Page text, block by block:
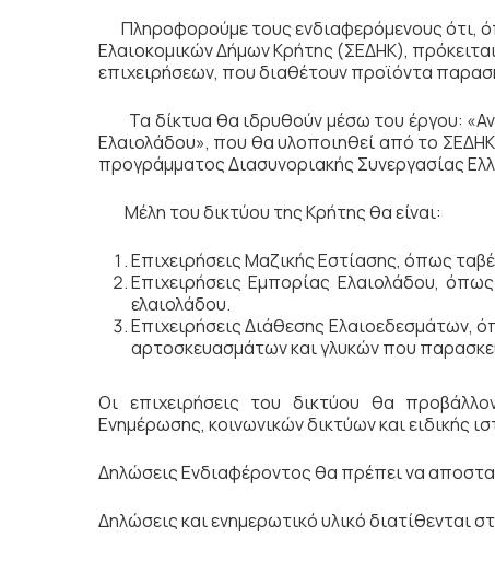
Πληροφορούμε τους ενδιαφερόμενους ότι,
Ελαιοκομικών Δήμων Κρήτης (ΣΕΔΗΚ),
επιχειρήσεων, που διαθέτουν προϊόντα
Τα δίκτυα θα ιδρυθούν μέσω του έργου:
Ελαιολάδου», που θα υλοποιηθεί από το
προγράμματος Διασυνοριακής Συνεργασίας
Μέλη του δικτύου της Κρήτης θα είναι:
Επιχειρήσεις Μαζικής Εστίασης, όπως
Επιχειρήσεις Εμπορίας Ελαιολάδου,
ελαιολάδου.
Επιχειρήσεις Διάθεσης Ελαιοεδεσμάτων,
αρτοσκευασμάτων και γλυκών που
Οι επιχειρήσεις του δικτύου θα
Ενημέρωσης, κοινωνικών δικτύων και ειδικής
Δηλώσεις Ενδιαφέροντος θα πρέπει να
Δηλώσεις και ενημερωτικό υλικό διατίθενται